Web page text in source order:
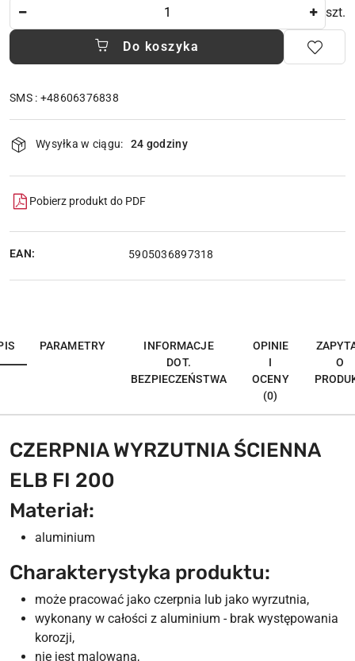
szt.
Do koszyka
SMS : +48606376838
i
dostawa
Wysyłka w ciągu: 24 godziny
Pobierz produkt do PDF
EAN: 5905036897318
PARAMETRY
INFORMACJE
DOT.
BEZPIECZEŃSTWA
OPINIE
I
OCENY
(0)
O
CZERPNIA WYRZUTNIA ŚCIENNA
ELB FI 200
Materiał:
aluminium
Charakterystyka produktu:
może pracować jako czerpnia lub jako wyrzutnia,
wykonany w całości z aluminium - brak występowania
korozji,
nie jest malowana,